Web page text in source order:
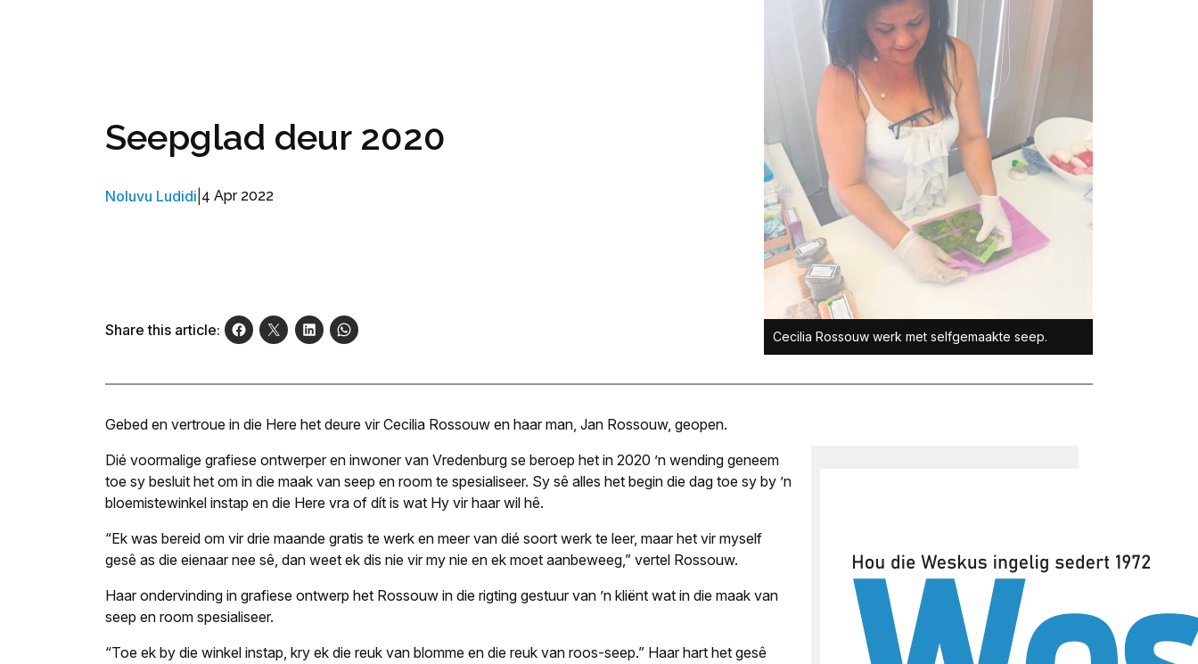
Seepglad deur 2020
Noluvu Ludidi 4 Apr 2022
Share this article: Cecilia Rossouw werk met selfgemaakte seep.
Gebed en vertroue in die Here het deure vir Cecilia Rossouw en haar man, Jan Rossouw, geopen.
Dié voormalige grafiese ontwerper en inwoner van Vredenburg se beroep het in 2020 ’n wending geneem
toe sy besluit het om in die maak van seep en room te spesialiseer. Sy sê alles het begin die dag toe sy by ’n
bloemistewinkel instap en die Here vra of dít is wat Hy vir haar wil hê.
“Ek was bereid om vir drie maande gratis te werk en meer van dié soort werk te leer, maar het vir myself
gesê as die eienaar nee sê, dan weet ek dis nie vir my nie en ek moet aanbeweeg,” vertel Rossouw.
Haar ondervinding in grafiese ontwerp het Rossouw in die rigting gestuur van ’n kliënt wat in die maak van
seep en room spesialiseer.
“Toe ek by die winkel instap, kry ek die reuk van blomme en die reuk van roos-seep.” Haar hart het gesê